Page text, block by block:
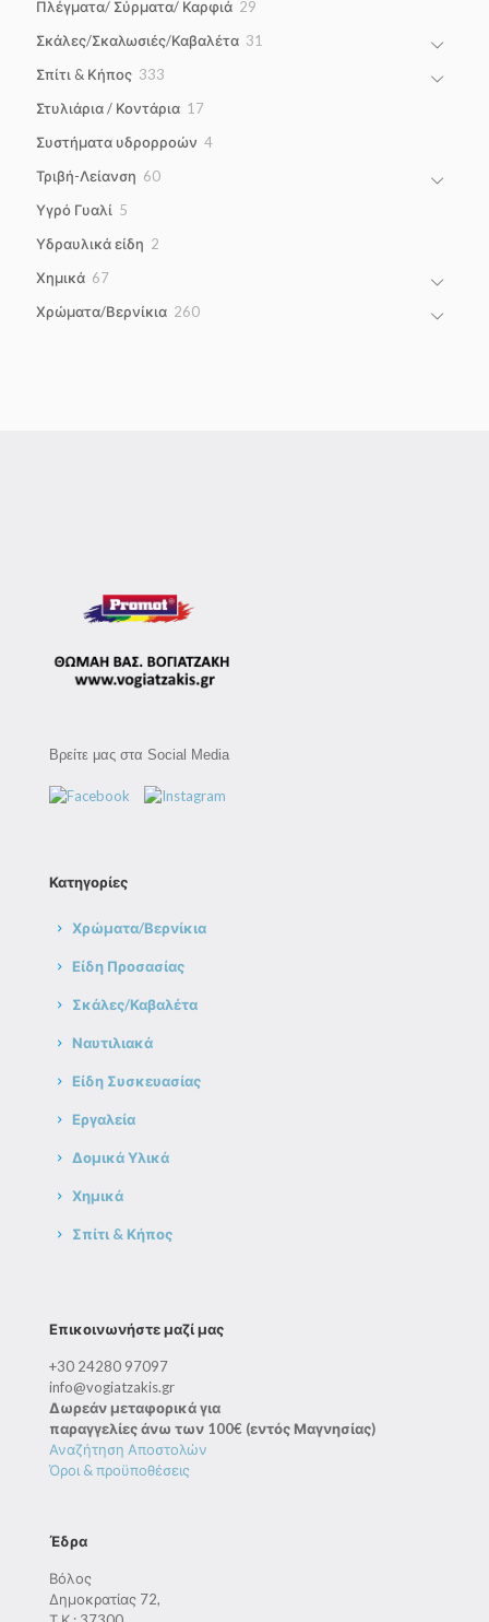
Πλέγματα/ Σύρματα/ Καρφιά 29
Σκάλες/Σκαλωσιές/Καβαλέτα 31
Σπίτι & Κήπος 333
Στυλιάρια / Κοντάρια 1717
Συστήματα υδρορροών 44
Τριβή-Λείανση 6060
Υγρό Γυαλί 5
Υδραυλικά είδη 2
Χημικά 6767
Χρώματα/Βερνίκια 260260
Βρείτε μας στα Social Media
Κατηγορίες
Χρώματα/Βερνίκια
Είδη Προσασίας
Σκάλες/Καβαλέτα
Ναυτιλιακά
Είδη Συσκευασίας
Εργαλεία
Δομικά Υλικά
Χημικά
Σπίτι & Κήπος
Επικοινωνήστε μαζί μας
+30 24280 97097
info@vogiatzakis.gr
Δωρεάν μεταφορικά για
παραγγελίες άνω των 100€ (εντός Μαγνησίας)
Αναζήτηση Αποστολών
Όροι & προϋποθέσεις
Έδρα
Βόλος
Δημοκρατίας 72,